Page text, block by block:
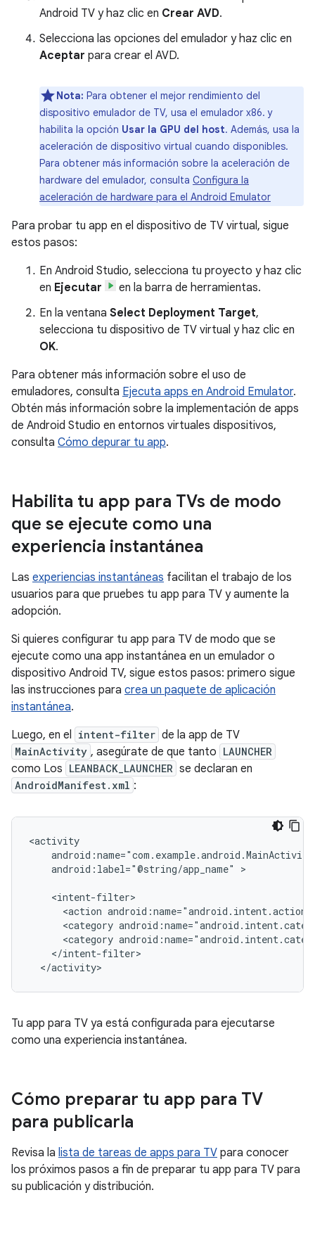
Android TV y haz clic en Crear AVD.
Selecciona las opciones del emulador y haz clic en
Aceptar para crear el AVD.
Nota: Para obtener el mejor rendimiento del
dispositivo emulador de TV, usa el emulador x86. y
habilita la opción Usar la GPU del host. Además, usa la
aceleración de dispositivo virtual cuando disponibles.
Para obtener más información sobre la aceleración de
hardware del emulador, consulta Configura la
aceleración de hardware para el Android Emulator
Para probar tu app en el dispositivo de TV virtual, sigue
estos pasos:
En Android Studio, selecciona tu proyecto y haz clic
en Ejecutar
en la barra de herramientas.
En la ventana Select Deployment Target,
selecciona tu dispositivo de TV virtual y haz clic en
OK.
Para obtener más información sobre el uso de
emuladores, consulta Ejecuta apps en Android Emulator.
Obtén más información sobre la implementación de apps
de Android Studio en entornos virtuales dispositivos,
consulta Cómo depurar tu app.
Habilita tu app para TVs de modo
que se ejecute como una
experiencia instantánea
Las experiencias instantáneas facilitan el trabajo de los
usuarios para que pruebes tu app para TV y aumente la
adopción.
Si quieres configurar tu app para TV de modo que se
ejecute como una app instantánea en un emulador o
dispositivo Android TV, sigue estos pasos: primero sigue
las instrucciones para crea un paquete de aplicación
instantánea.
Luego, en el intent-filter de la app de TV
MainActivity , asegúrate de que tanto LAUNCHER
como Los LEANBACK_LAUNCHER se declaran en
AndroidManifest.xml :
android:label="@string/app_name" >
<action
<category
<category
</activity>
Tu app para TV ya está configurada para ejecutarse
como una experiencia instantánea.
Cómo preparar tu app para TV
para publicarla
Revisa la lista de tareas de apps para TV para conocer
los próximos pasos a fin de preparar tu app para TV para
su publicación y distribución.